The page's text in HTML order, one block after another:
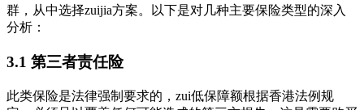
群，从中选择zuijia方案。以下是对几种主要保险类型的深入
分析：
3.1 第三者责任险
此类保险是法律强制要求的，zui低保障额根据香港法例规